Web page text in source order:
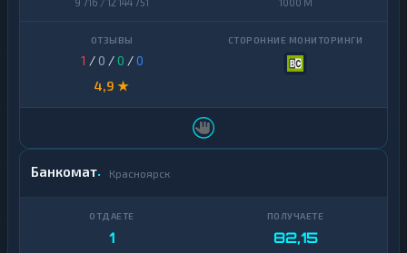
9 716 / 12 144 751 1000 M
1 / 0 /0 /0
4,9 ★
Банкомат Красноярск
1 82,15